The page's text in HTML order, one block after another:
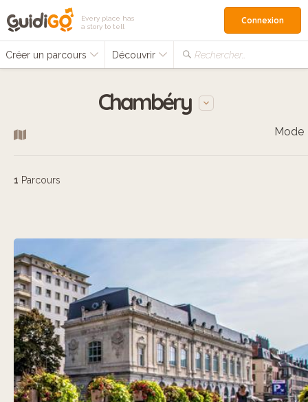
Every place has
a story to tell
Créer un parcours Découvrir Rechercher…
Connexion
Chambéry
Mode
1 Parcours